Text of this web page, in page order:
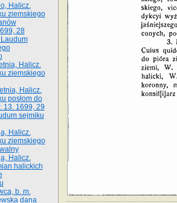
Halicz.
ziemskiego
28
Halicz.
ziemskiego
Halicz.
posłom do
13. 1699, 29
sejmiku
Halicz.
ziemskiego
Halicz.
halickich
b. m.
dana